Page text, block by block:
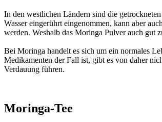
In den westlichen Ländern sind die
Wasser eingerührt eingenommen, kann aber
werden. Weshalb das Moringa Pulver auch gut
Bei Moringa handelt es sich um ein normales
Medikamenten der Fall ist, gibt es von daher
Verdauung führen.
Moringa-Tee